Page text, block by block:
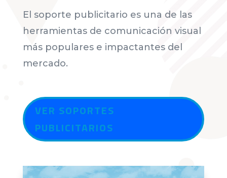
El soporte publicitario es una de las
herramientas de comunicación visual
más populares e impactantes del
mercado.
VER SOPORTES
PUBLICITARIOS